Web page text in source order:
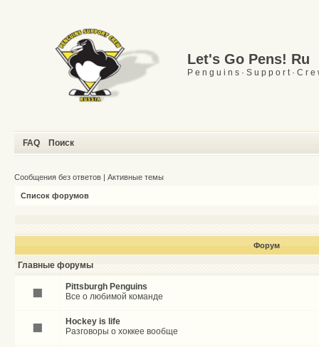
Let's Go Pens! Ru
P e n g u i n s · S u p p o r t · C r e
FAQ Поиск
Сообщения без ответов | Активные темы
Список форумов
Форум
Главные форумы
Pittsburgh Penguins
Все о любимой команде
Hockey is life
Разговоры о хоккее вообще